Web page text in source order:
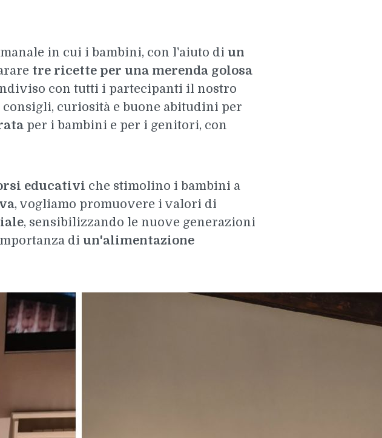
in cui i bambini, con l'aiuto di un
tre ricette per una merenda golosa
con tutti i partecipanti il nostro
consigli, curiosità e buone abitudini per
per i bambini e per i genitori, con
educativi che stimolino i bambini a
, vogliamo promuovere i valori di
, sensibilizzando le nuove generazioni
di un'alimentazione